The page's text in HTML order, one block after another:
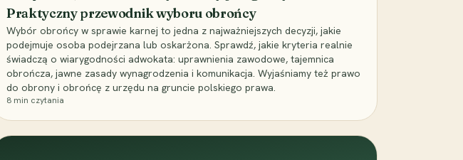
Praktyczny przewodnik wyboru obrońcy
Wybór obrońcy w sprawie karnej to jedna z najważniejszych decyzji, jakie
podejmuje osoba podejrzana lub oskarżona. Sprawdź, jakie kryteria realnie
świadczą o wiarygodności adwokata: uprawnienia zawodowe, tajemnica
obrończa, jawne zasady wynagrodzenia i komunikacja. Wyjaśniamy też prawo
do obrony i obrońcę z urzędu na gruncie polskiego prawa.
8 min czytania